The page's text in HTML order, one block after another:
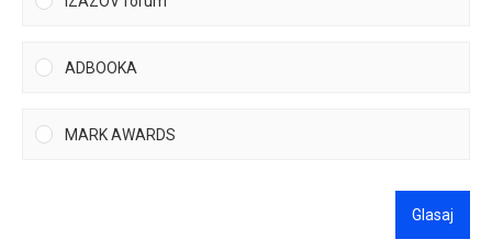
ADBOOKA
MARK AWARDS
Glasaj